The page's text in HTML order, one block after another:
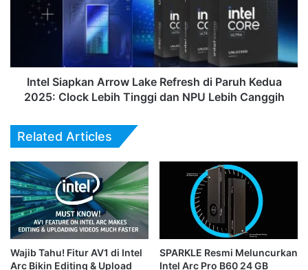
Refresh
2025:
Clock
Lebih
dan
NPU
Canggih
Intel Siapkan Arrow Lake Refresh di Paruh Kedua
2025: Clock Lebih Tinggi dan NPU Lebih Canggih
Related Articles
Wajib Tahu! Fitur AV1 di Intel
Arc Bikin Editing & Upload
SPARKLE Resmi Meluncurkan
Intel Arc Pro B60 24 GB